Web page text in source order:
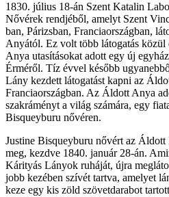
1830. július 18-án Szent Katalin
Nővérek rendjéből, amelyt Szent
ban, Párizsban, Franciaországban,
Anyától. Ez volt több látogatás
Anya utasításokat adott egy új
Érméről. Tíz évvel később
Lány kezdett látogatást kapni az
Franciaországban. Az Áldott Anya
szakráményt a világ számára, egy
Bisqueyburu nővéren.
Justine Bisqueyburu nővért az
meg, kezdve 1840. január 28-án.
Kárityás Lányok ruháját, újra
jobb kezében szívét tartva, amelyet
keze egy kis zöld szövetdarabot